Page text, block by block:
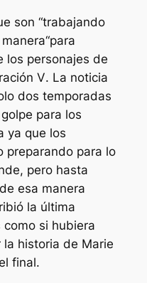
son “trabajando
“para
los personajes de
V. La noticia
dos temporadas
para los
ya que los
preparando para lo
pero hasta
esa manera
la última
como si hubiera
historia de Marie
final.